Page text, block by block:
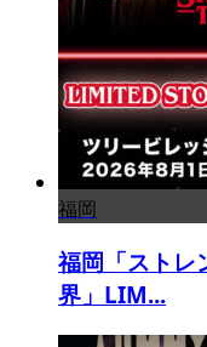
福岡
福岡「ストレ
界」LIM...